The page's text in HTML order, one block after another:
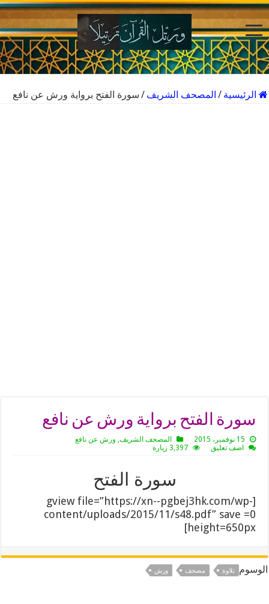
الرئيسية / المصحف الشريف / سورة الفتح برواية ورش عن نافع
سورة الفتح برواية ورش عن نافع
15 نوفمبر، 2015 المصحف الشريف, ورش عن نافع
اضف تعليق
3,397 زيارة
سورة الفتح
[gview file=”https://xn--pgbej3hk.com/wp-
content/uploads/2015/11/s48.pdf” save =0
height=650px]
الوسوم تلاوة مصحف ورش